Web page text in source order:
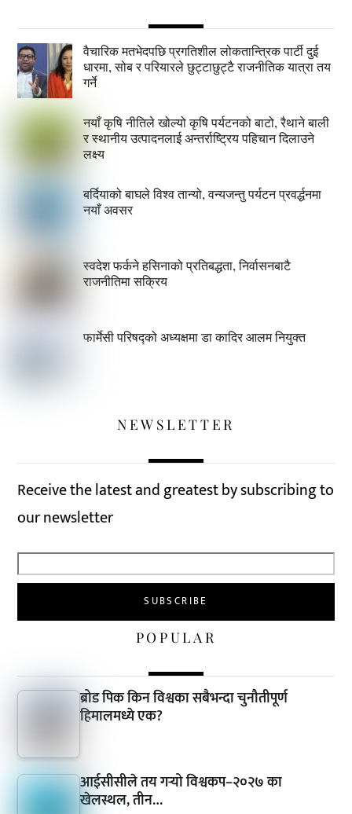
वैचारिक मतभेदपछि प्रगतिशील लोकतान्त्रिक पार्टी दुई
धारमा, सोब र परियारले छुट्टाछुट्टै राजनीतिक यात्रा तय
गर्ने
नयाँ कृषि नीतिले खोल्यो कृषि पर्यटनको बाटो, रैथाने बाली
र स्थानीय उत्पादनलाई अन्तर्राष्ट्रिय पहिचान दिलाउने
लक्ष्य
बर्दियाको बाघले विश्व तान्यो, वन्यजन्तु पर्यटन प्रवर्द्धनमा
नयाँ अवसर
स्वदेश फर्कने हसिनाको प्रतिबद्धता, निर्वासनबाटै
राजनीतिमा सक्रिय
फार्मेसी परिषद्को अध्यक्षमा डा कादिर आलम नियुक्त
NEWSLETTER
Receive the latest and greatest by subscribing to
our newsletter
POPULAR
ब्रोड पिक किन विश्वका सबैभन्दा चुनौतीपूर्ण
हिमालमध्ये एक?
आईसीसीले तय गर्‍यो विश्वकप–२०२७ का
खेलस्थल, तीन…